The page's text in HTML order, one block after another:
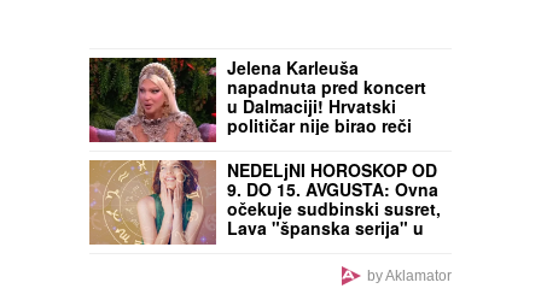
Jelena Karleuša
napadnuta pred koncert
u Dalmaciji! Hrvatski
političar nije birao reči
NEDELjNI HOROSKOP OD
9. DO 15. AVGUSTA: Ovna
očekuje sudbinski susret,
Lava "španska serija" u
by Aklamator